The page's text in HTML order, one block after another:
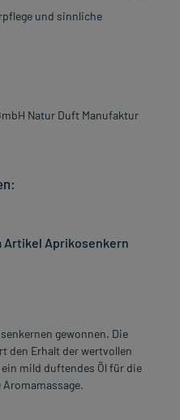
und sinnliche
Natur Duft Manufaktur
Artikel Aprikosenkern
gewonnen. Die
den Erhalt der wertvollen
mild duftendes Öl für die